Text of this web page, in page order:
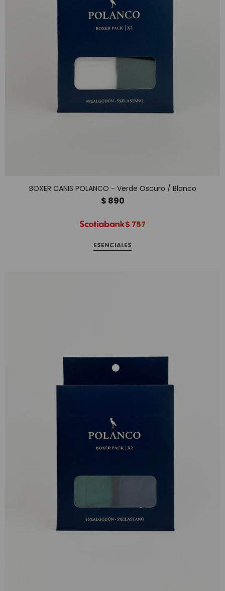
BOXER CANIS POLANCO - Verde Oscuro / Blanco
$ 890
$ 757
ESENCIALES